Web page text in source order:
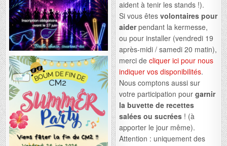
aident à tenir les stands !).
Si vous êtesvolontaires pour
aiderpendant la kermesse,
ou pour installer (vendredi 19
après-midi / samedi 20 matin),
merci decliquer ici pour nous
indiquer vos disponibilités.
Nous comptons aussi sur
votre participation pourgarnir
la buvette de recettes
salées ou sucrées ! (à
apporter le jour même).
Attention : uniquement des